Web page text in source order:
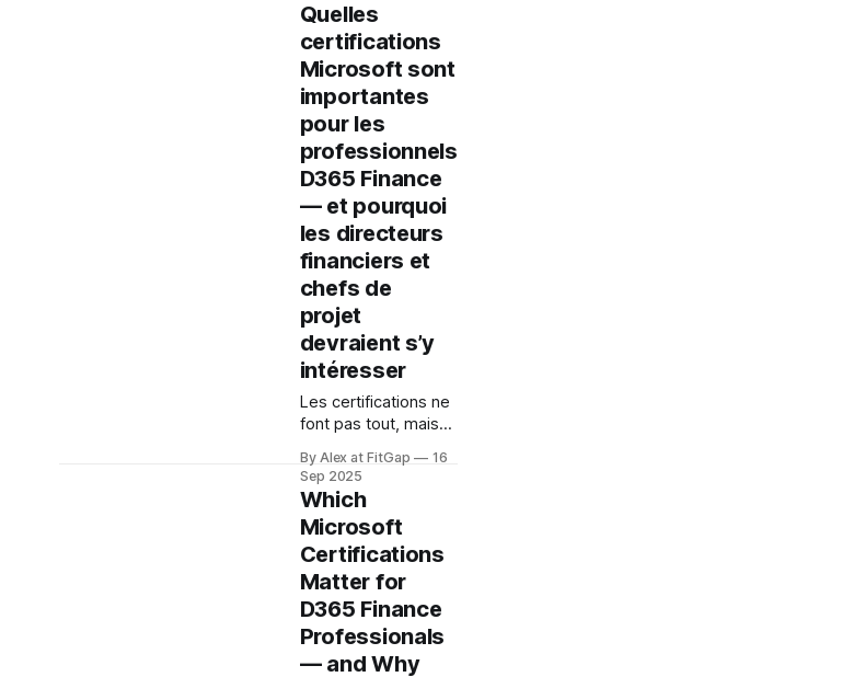
Quelles
certifications
Microsoft sont
importantes
pour les
professionnels
D365 Finance
— et pourquoi
les directeurs
financiers et
chefs de
projet
devraient s’y
intéresser
Les certifications ne
font pas tout, mais
cadre
d’apprentissage
structuré et
démontrent une
crédibilité. Pour un
consultant individuel,
elles constituent une
feuille de route pour
développer ses
compétences. Pour
By Alex at FitGap
16
Sep 2025
Which
Microsoft
Certifications
Matter for
D365 Finance
Professionals
— and Why